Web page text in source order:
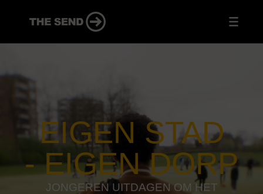
EIGEN STAD
- EIGEN DORP
JONGEREN UITDAGEN OM HET